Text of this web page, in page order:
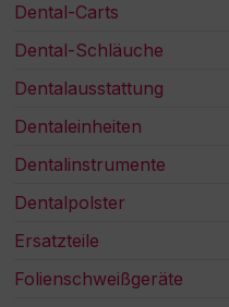
Dental-Carts
Dental-Schläuche
Dentalausstattung
Dentaleinheiten
Dentalinstrumente
Dentalpolster
Ersatzteile
Folienschweißgeräte